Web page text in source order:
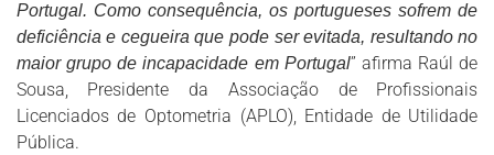
Portugal. Como consequência, os portugueses sofrem de
deficiência e cegueira que pode ser evitada, resultando no
maior grupo de incapacidade em Portugal” afirma Raúl de
Sousa, Presidente da Associação de Profissionais
Licenciados de Optometria (APLO), Entidade de Utilidade
Pública.